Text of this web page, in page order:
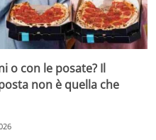
o con le posate? Il
non è quella che